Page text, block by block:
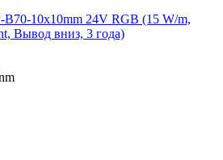
B70-10x10mm 24V RGB (15 W/m,
Вывод вниз, 3 года)